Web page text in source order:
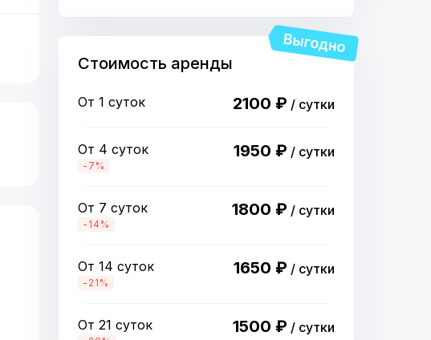
Стоимость аренды
От 1 суток 2100 ₽ / сутки
От 4 суток
-7%
1950 ₽ / сутки
От 7 суток
-14%
1800 ₽ / сутки
От 14 суток
-21%
1650 ₽ / сутки
От 21 суток 1500 ₽ / сутки